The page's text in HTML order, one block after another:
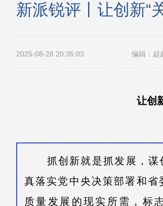
新派锐评丨让创新“
2025-08-28 20:35:03 编辑：赵
让创
抓创新就是抓发展，
真落实党中央决策部署和
质量发展的现实所需，标